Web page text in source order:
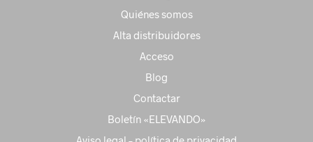
Quiénes somos
Alta distribuidores
Acceso
Blog
Contactar
Boletín «ELEVANDO»